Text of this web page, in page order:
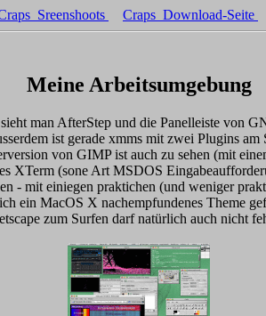
Craps_Download-Seite
Meine Arbeitsumgebung
man AfterStep und die Panelleiste von
ist gerade xmms mit zwei Plugins am
von GIMP ist auch zu sehen (mit
XTerm (sone Art MSDOS
- mit einiegen praktichen (und weniger
ein MacOS X nachempfundenes Theme
zum Surfen darf natürlich auch nicht